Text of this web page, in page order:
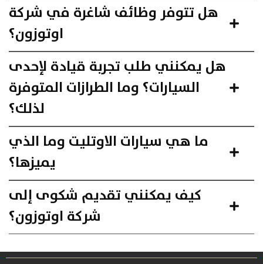
هل تتوفر وظائف شاغرة في شركة
اوتوزون؟
هل يمكنني طلب تجربة قيادة لإحدى
السيارات؟ وما الطرازات المتوفرة
لذلك؟
ما هي سيارات الاوتليت وما الذي
يميزها؟
كيف يمكنني تقديم شكوى إلى
شركة اوتوزون؟